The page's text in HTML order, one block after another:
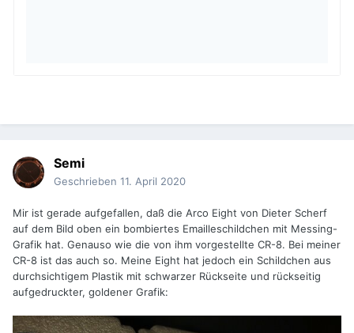
Semi
Geschrieben 11. April 2020
Mir ist gerade aufgefallen, daß die Arco Eight von Dieter Scherf
auf dem Bild oben ein bombiertes Emailleschildchen mit Messing-
Grafik hat. Genauso wie die von ihm vorgestellte CR-8. Bei meiner
CR-8 ist das auch so. Meine Eight hat jedoch ein Schildchen aus
durchsichtigem Plastik mit schwarzer Rückseite und rückseitig
aufgedruckter, goldener Grafik: